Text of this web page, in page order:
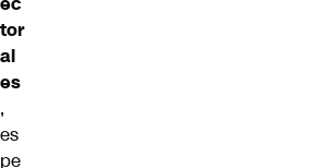
tor
al
es
,
es
pe